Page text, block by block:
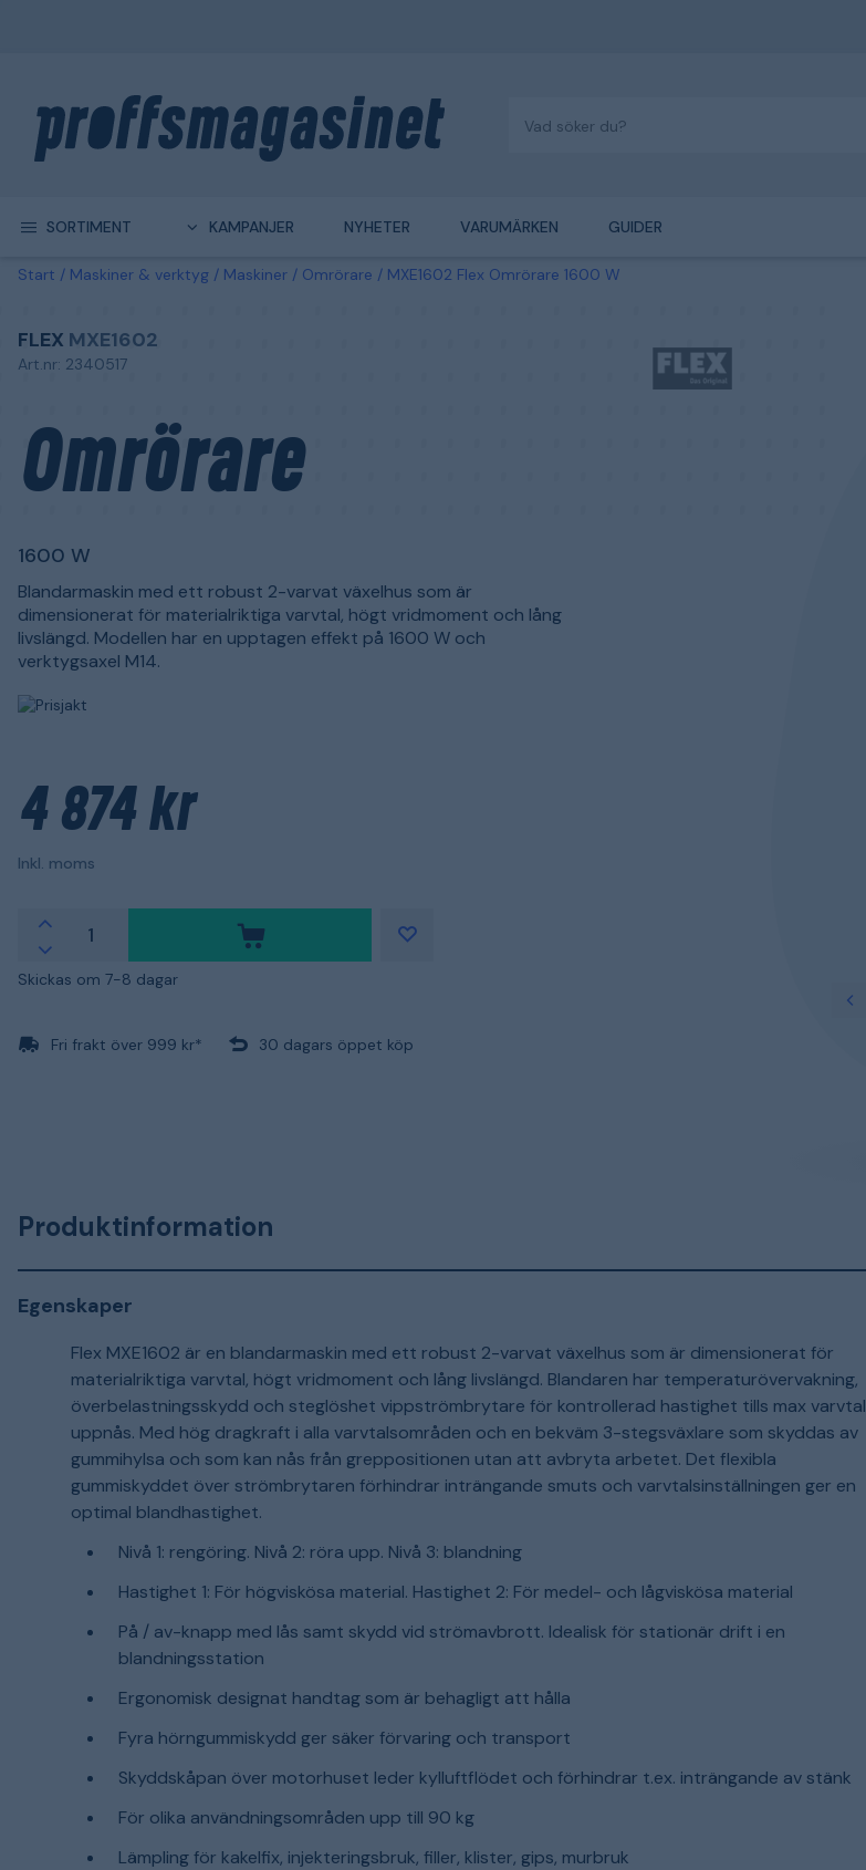
SORTIMENT KAMPANJER NYHETER VARUMÄRKEN GUIDER
Start Maskiner & verktyg Maskiner Omrörare MXE1602 Flex Omrörare 1600 W
FLEX MXE1602
Art.nr: 2340517
Omrörare
1600 W
Blandarmaskin med ett robust 2-varvat växelhus som är
dimensionerat för materialriktiga varvtal, högt vridmoment och lång
livslängd. Modellen har en upptagen effekt på 1600 W och
verktygsaxel M14.
4 874 kr
Inkl. moms
Skickas om 7-8 dagar
Fri frakt över 999 kr* 30 dagars öppet köp
Produktinformation
Egenskaper
Flex MXE1602 är en blandarmaskin med ett robust 2-varvat växelhus som är dimensionerat för
materialriktiga varvtal, högt vridmoment och lång livslängd. Blandaren har temperaturövervakning,
överbelastningsskydd och steglöshet vippströmbrytare för kontrollerad hastighet tills max varvtal
uppnås. Med hög dragkraft i alla varvtalsområden och en bekväm 3-stegsväxlare som skyddas av
gummihylsa och som kan nås från greppositionen utan att avbryta arbetet. Det flexibla
gummiskyddet över strömbrytaren förhindrar inträngande smuts och varvtalsinställningen ger en
optimal blandhastighet.
Nivå 1: rengöring. Nivå 2: röra upp. Nivå 3: blandning
Hastighet 1: För högviskösa material. Hastighet 2: För medel- och lågviskösa material
På / av-knapp med lås samt skydd vid strömavbrott. Idealisk för stationär drift i en
blandningsstation
Ergonomisk designat handtag som är behagligt att hålla
Fyra hörngummiskydd ger säker förvaring och transport
Skyddskåpan över motorhuset leder kylluftflödet och förhindrar t.ex. inträngande av stänk
För olika användningsområden upp till 90 kg
Lämpling för kakelfix, injekteringsbruk, filler, klister, gips, murbruk